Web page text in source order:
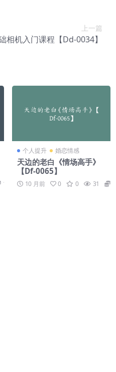
上一篇
相机入门课程【Dd-0034】
19
个人提升 婚恋情感
天边的老白《情场高手》
【Df-0065】
10 月前 0 0 31